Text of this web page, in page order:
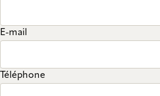
E-mail
Téléphone